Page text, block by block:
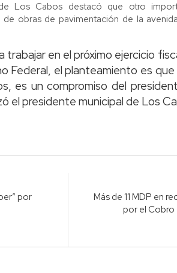
Los Cabos destacó que otro
obras de pavimentación de la
trabajar en el próximo ejercicio
Federal, el planteamiento es
es un compromiso del
el presidente municipal de Los
por
Más de 11 MDP en
por el Cobro